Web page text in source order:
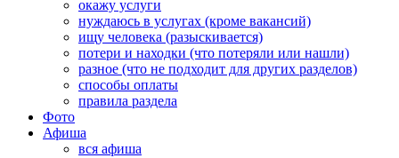
окажу услуги
нуждаюсь в услугах (кроме вакансий)
ищу человека (разыскивается)
потери и находки (что потеряли или нашли)
разное (что не подходит для других разделов)
способы оплаты
правила раздела
Фото
Афиша
вся афиша